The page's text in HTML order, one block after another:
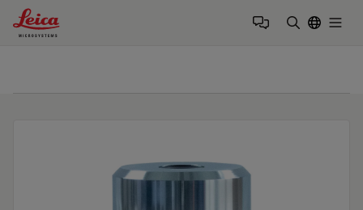
Leica Microsystems Logo